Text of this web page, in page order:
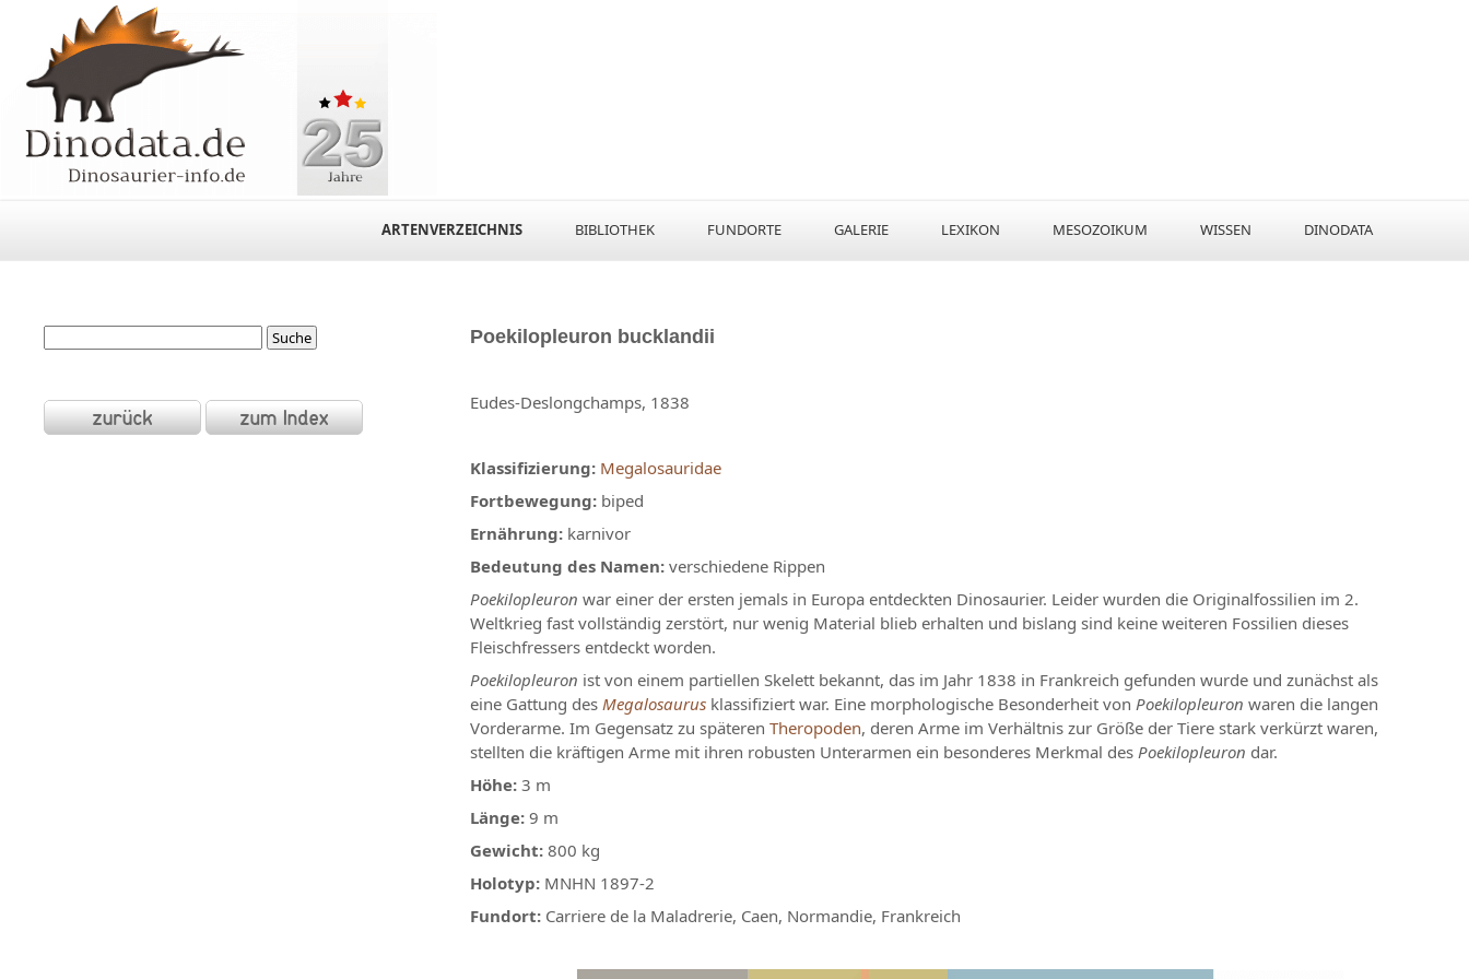
ARTENVERZEICHNIS BIBLIOTHEK FUNDORTE GALERIE LEXIKON MESOZOIKUM WISSEN DINODATA
Poekilopleuron bucklandii
Eudes-Deslongchamps, 1838
Klassifizierung: Megalosauridae
Fortbewegung: biped
Ernährung: karnivor
Bedeutung des Namen: verschiedene Rippen
Poekilopleuron war einer der ersten jemals in Europa entdeckten Dinosaurier. Leider wurden die Originalfossilien im 2.
Weltkrieg fast vollständig zerstört, nur wenig Material blieb erhalten und bislang sind keine weiteren Fossilien dieses
Fleischfressers entdeckt worden.
Poekilopleuron ist von einem partiellen Skelett bekannt, das im Jahr 1838 in Frankreich gefunden wurde und zunächst als
eine Gattung des Megalosaurus klassifiziert war. Eine morphologische Besonderheit von Poekilopleuron waren die langen
Vorderarme. Im Gegensatz zu späteren Theropoden, deren Arme im Verhältnis zur Größe der Tiere stark verkürzt waren,
stellten die kräftigen Arme mit ihren robusten Unterarmen ein besonderes Merkmal des Poekilopleuron dar.
Höhe: 3 m
Länge: 9 m
Gewicht: 800 kg
Holotyp: MNHN 1897-2
Fundort: Carriere de la Maladrerie, Caen, Normandie, Frankreich